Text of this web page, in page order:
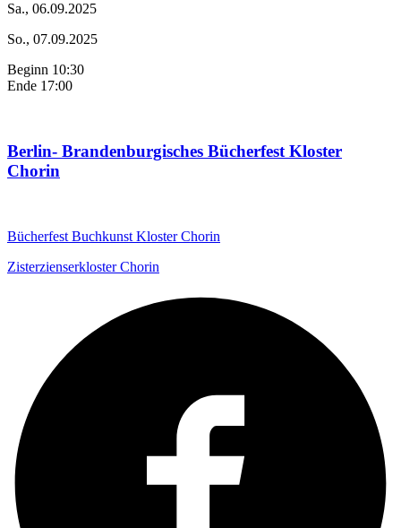
Sa., 06.09.2025
So., 07.09.2025
Beginn 10:30
Ende 17:00
Berlin- Brandenburgisches Bücherfest Kloster
Chorin
Bücherfest Buchkunst Kloster Chorin
Zisterzienserkloster Chorin